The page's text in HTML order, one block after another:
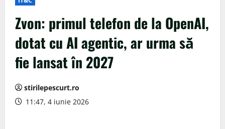
Zvon: primul telefon de la OpenAI,
dotat cu AI agentic, ar urma să
fie lansat în 2027
stirilepescurt.ro
11:47, 4 iunie 2026